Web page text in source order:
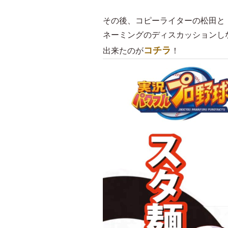
その後、コピーライターの松田と
ネーミングのディスカッションし
出来たのがコチラ ！